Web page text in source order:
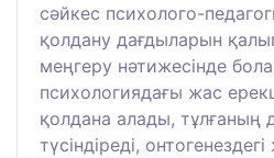
сәйкес психолого-
қолдану дағдыларын
меңгеру нәтижесінде
психологиядағы жас
қолдана алады, тұлғаның
түсіндіреді,